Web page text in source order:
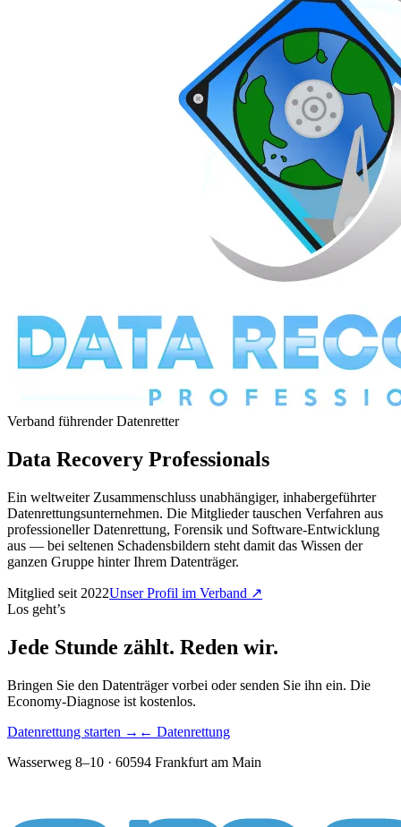
Verband führender Datenretter
Data Recovery Professionals
Ein weltweiter Zusammenschluss unabhängiger, inhabergeführter
Datenrettungsunternehmen. Die Mitglieder tauschen Verfahren aus
professioneller Datenrettung, Forensik und Software-Entwicklung
aus — bei seltenen Schadensbildern steht damit das Wissen der
ganzen Gruppe hinter Ihrem Datenträger.
Mitglied seit 2022Unser Profil im Verband ↗
Los geht’s
Jede Stunde zählt. Reden wir.
Bringen Sie den Datenträger vorbei oder senden Sie ihn ein. Die
Economy-Diagnose ist kostenlos.
Datenrettung starten → ← Datenrettung
Wasserweg 8–10 · 60594 Frankfurt am Main